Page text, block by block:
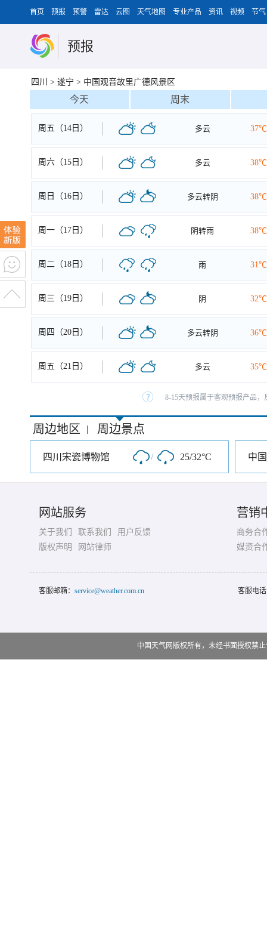
首页 预报 预警 雷达 云图 天气地图 专业产品 资讯 视频 节气
预报
四川 > 遂宁 > 中国观音故里广德风景区
今天 周末
周五（14日） 多云 37℃
周六（15日） 多云 38℃
周日（16日） 多云转阴 38℃
周一（17日） 阴转雨 38℃
周二（18日） 雨 31℃
周三（19日） 阴 32℃
周四（20日） 多云转阴 36℃
周五（21日） 多云 35℃
8-15天预报属于客观预报产品
周边地区 | 周边景点
四川宋瓷博物馆 / 25/32°C 中
网站服务
关于我们 联系我们
用户反馈
版权声明
网站律师
营销
商务合
媒资合
客服邮箱： service@weather.com.cn 客服电
中国天气网版权所有，未经书面授权